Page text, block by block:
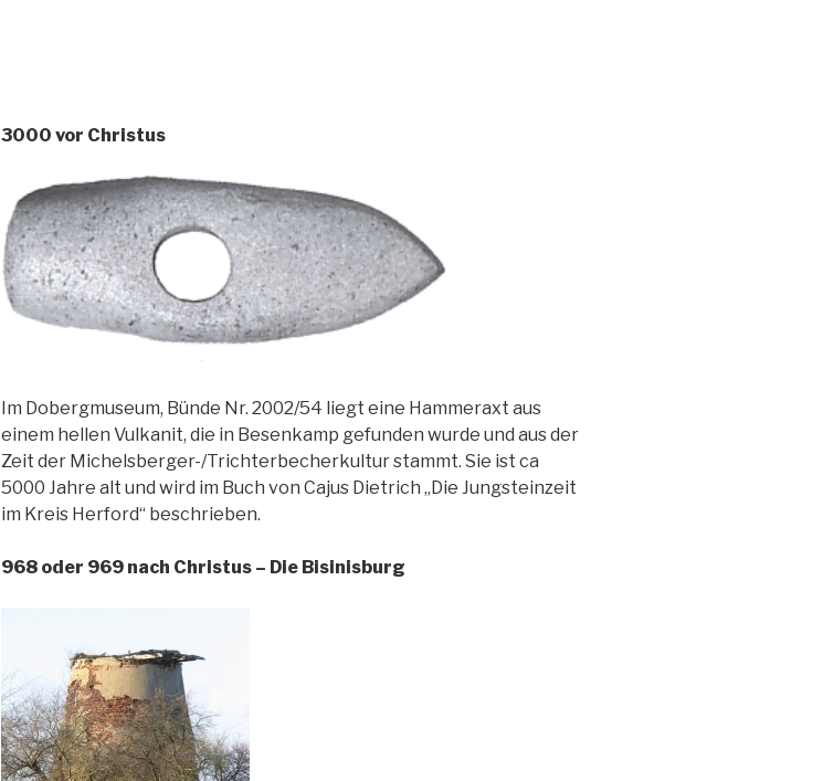
3000 vor Christus
Im Dobergmuseum, Bünde Nr. 2002/54 liegt eine Hammeraxt aus
einem hellen Vulkanit, die in Besenkamp gefunden wurde und aus der
Zeit der Michelsberger-/Trichterbecherkultur stammt. Sie ist ca
5000 Jahre alt und wird im Buch von Cajus Dietrich „Die Jungsteinzeit
im Kreis Herford“ beschrieben.
968 oder 969 nach Christus – Die Bisinisburg